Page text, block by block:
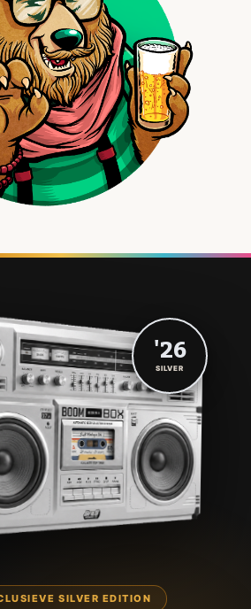
SILVER EDITION
'26
SILVER